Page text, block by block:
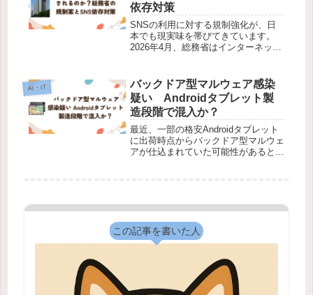
依存対策
SNSの利用に対する規制強化が、日
本でも現実味を帯びてきています。
2026年4月、総務省はインターネット
齢制限」を設ける仕組みを事業者に求
める案を提示しました。背景にある
の...
AI・IT
バックドア型マルウェア感染
疑い Androidタブレット製
造段階で混入か？
最近、一部の格安Androidタブレット
に出荷時点からバックドア型マルウェ
アが仕込まれていた可能性があるとし
この記事を書いた人